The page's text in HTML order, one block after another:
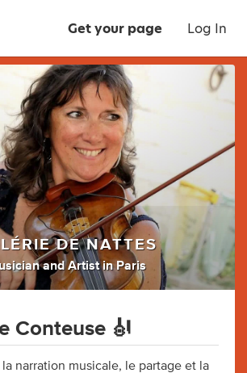
Get your page Log In
DE NATTES
andArtist inParis
Conteuse 🎻
la narration musicale, le partage et la